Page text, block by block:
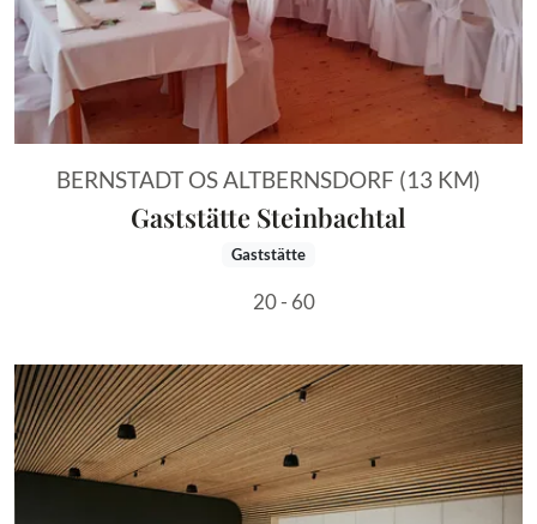
BERNSTADT OS ALTBERNSDORF (13 KM)
Gaststätte Steinbachtal
Gaststätte
20 - 60